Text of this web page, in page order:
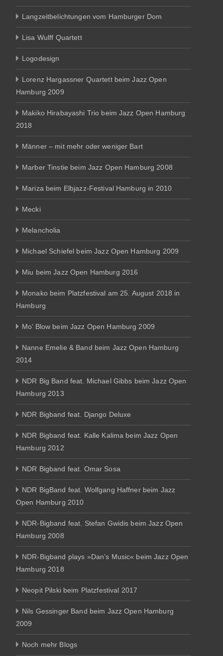
Langzeitbelichtungen vom Hamburger Dom
Lisa Wulff Quartett
Logodesign
Lorenz Hargassner Quartett beim Jazz Open
Hamburg 2009
Makiko Hirabayashi Trio beim Jazz Open Hamburg
2018
Männer – mit mehr oder weniger Bart
Marber Tinstie beim Jazz Open Hamburg 2008
Mariza beim Elbjazz-Festival Hamburg in 2010
Mecki
Melancholia
Michael Schiefel beim Jazz Open Hamburg 2009
Miu beim Jazz Open Hamburg 2016
Monako beim Platzfestival am 25. August 2018 in
Hamburg
Mo’ Blow beim Jazz Open Hamburg 2009
Nanne Emelie & Band beim Jazz Open Hamburg
2014
NDR Big Band feat. Michael Gibbs beim Jazz Open
Hamburg 2013
NDR Bigband feat. Django Deluxe
NDR Bigband feat. Kalle Kalima beim Jazz Open
Hamburg 2012
NDR Bigband feat. Omar Sosa
NDR BigBand feat. Wolfgang Haffner beim Jazz
Open Hamburg 2010
NDR-Bigband feat. Stefan Gwidis beim Jazz Open
Hamburg 2008
NDR-Bigband plays »Dan’s Music« beim Jazz Open
Hamburg 2018
Neopit Pilski beim Platzfestival 2017
Nils Gessinger Band beim Jazz Open Hamburg
2009
Noch mehr Blogs